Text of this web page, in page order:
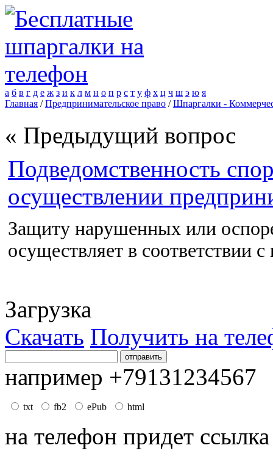
а б в г д е ж з и к л м н о п р с т у ф х ц ч ш э ю я
Главная /Предпринимательское право /Шпаргалки -
« Предыдущий вопрос
Подведомственность
осуществлении
Защиту нарушенных или
осуществляет в соответствии
Загрузка
Скачать Получить на
например +79131234567
txt fb2 ePub html
на телефон придет